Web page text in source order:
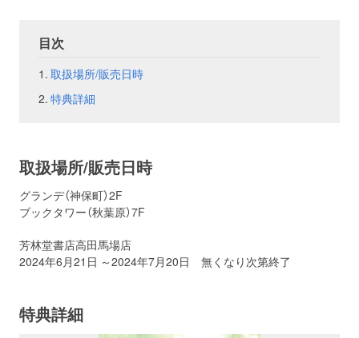
目次
取扱場所/販売日時
特典詳細
取扱場所/販売日時
グランデ（神保町）2F
ブックタワー（秋葉原）7F
芳林堂書店高田馬場店
2024年6月21日 ～2024年7月20日 無くなり次第終了
特典詳細
フェア
会社概要